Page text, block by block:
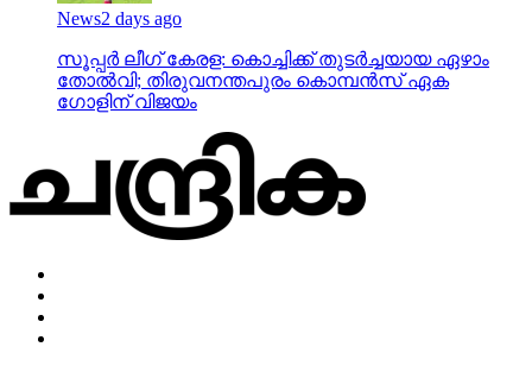
News2 days ago
സൂപ്പര്‍ ലീഗ് കേരള: കൊച്ചിക്ക് തുടര്‍ച്ചയായ ഏഴാം
തോല്‍വി; തിരുവനന്തപുരം കൊമ്പന്‍സ് ഏക
ഗോളിന് വിജയം